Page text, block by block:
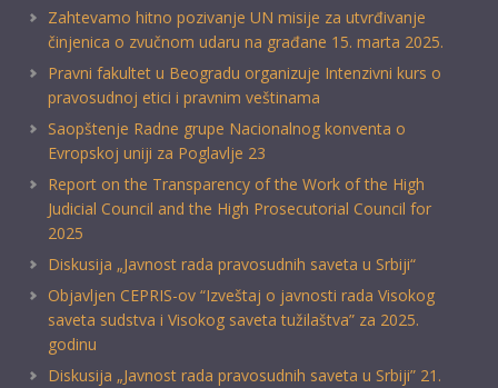
Zahtevamo hitno pozivanje UN misije za utvrđivanje
činjenica o zvučnom udaru na građane 15. marta 2025.
Pravni fakultet u Beogradu organizuje Intenzivni kurs o
pravosudnoj etici i pravnim veštinama
Saopštenje Radne grupe Nacionalnog konventa o
Evropskoj uniji za Poglavlje 23
Report on the Transparency of the Work of the High
Judicial Council and the High Prosecutorial Council for
2025
Diskusija „Javnost rada pravosudnih saveta u Srbiji“
Objavljen CEPRIS-ov “Izveštaj o javnosti rada Visokog
saveta sudstva i Visokog saveta tužilaštva” za 2025.
godinu
Diskusija „Javnost rada pravosudnih saveta u Srbiji” 21.